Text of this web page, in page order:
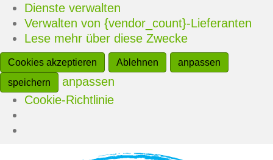
Dienste verwalten
Verwalten von {vendor_count}-Lieferanten
Lese mehr über diese Zwecke
Cookies akzeptieren Ablehnen
anpassen
speichern
anpassen
Cookie-Richtlinie